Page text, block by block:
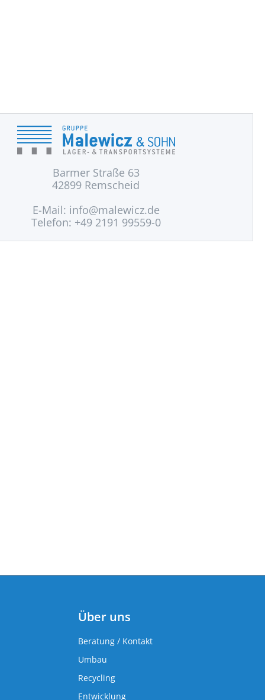
Barmer Straße 63
42899 Remscheid
E-Mail: info@malewicz.de
Telefon: +49 2191 99559-0
Über uns
Beratung / Kontakt
Umbau
Recycling
Entwicklung